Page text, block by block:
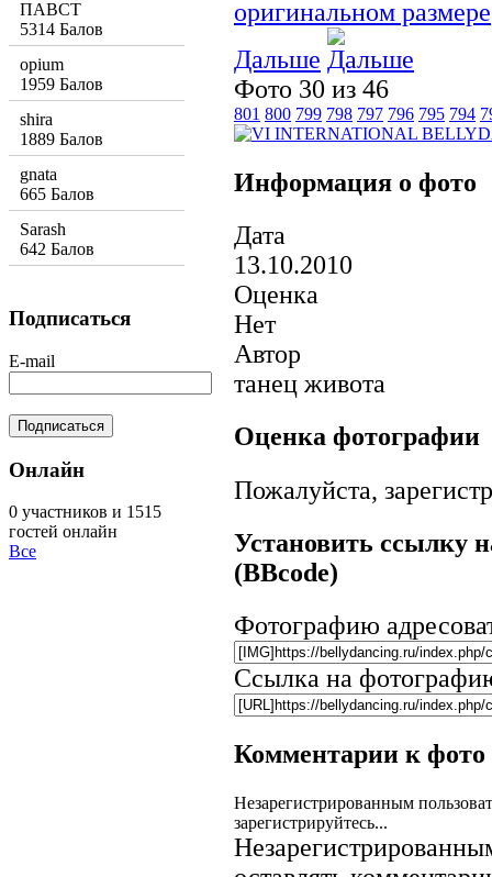
Дальше
Фото 30 из 46
801 800 799 798 797 796 795 794
Информация о фото
Дата
13.10.2010
Оценка
Нет
Автор
танец живота
Оценка фотографии
Пожалуйста,
Установить ссылку
(BBcode)
Фотографию
Ссылка на
Комментарии к фото
Незарегистрированным
зарегистрируйтесь...
ПАВСТ
5314 Балов
opium
1959 Балов
shira
1889 Балов
gnata
665 Балов
Sarash
642 Балов
Подписаться
E-mail
Онлайн
0 участников и 1515
гостей онлайн
Все